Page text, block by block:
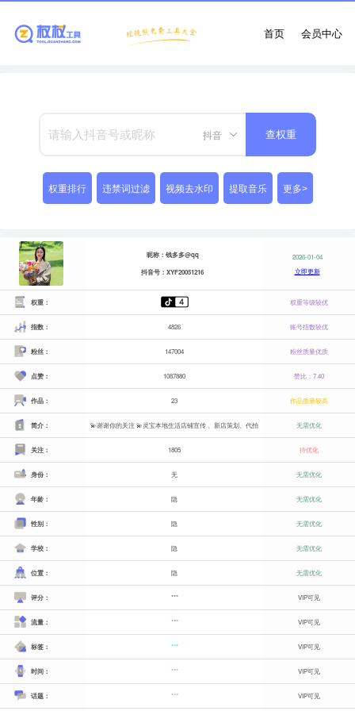
会员中心
首页
抖音 查权重
权重排行 违禁词过滤 视频去水印 提取音乐 更多>
昵称：钱多多@qq
抖音号：XYF20051216
2026-01-04
立即更新
权重： 权重等级较优
指数： 4826 账号指数较优
粉丝： 147004 粉丝质量优质
点赞： 1087880 赞比：7.40
作品： 23 作品质量较高
简介： 💫谢谢你的关注 💫灵宝本地生活店铺宣传 、新店策划、代拍 无需优化
关注： 1805 待优化
身份： 无 无需优化
年龄： 隐 无需优化
性别： 隐 无需优化
学校： 隐 无需优化
位置： 隐 无需优化
评分： *** VIP可见
流量： *** VIP可见
标签： *** VIP可见
时间： *** VIP可见
话题： *** VIP可见